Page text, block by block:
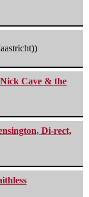
Cave & the
Di-rect,